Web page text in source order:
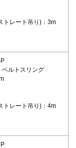
トレート吊り)：3m
ルトスリング
トレート吊り)：4m